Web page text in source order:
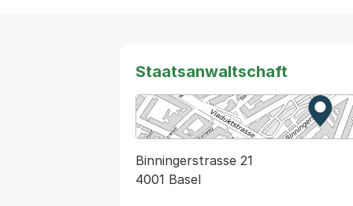
Staatsanwaltschaft
Zur
Binningerstrasse 21
4001 Basel